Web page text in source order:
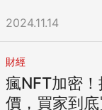
2024.11.14
財經
瘋NFT加密
價，買家到